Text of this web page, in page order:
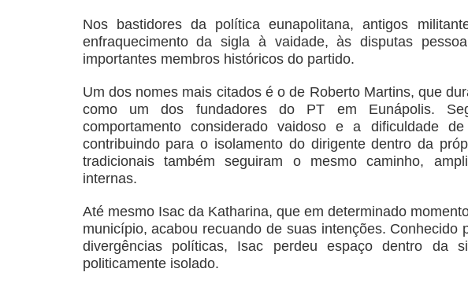
Nos bastidores da política eunapolitana, antigos
enfraquecimento da sigla à vaidade, às disputas
importantes membros históricos do partido.
Um dos nomes mais citados é o de Roberto Martins, que
como um dos fundadores do PT em Eunápolis.
comportamento considerado vaidoso e a dificuldade
contribuindo para o isolamento do dirigente dentro da
tradicionais também seguiram o mesmo caminho,
internas.
Até mesmo Isac da Katharina, que em determinado
município, acabou recuando de suas intenções. Conhecido
divergências políticas, Isac perdeu espaço dentro da
politicamente isolado.